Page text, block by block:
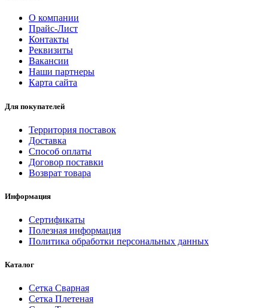
О компании
Прайс-Лист
Контакты
Реквизиты
Вакансии
Наши партнеры
Карта сайта
Для покупателей
Территория поставок
Доставка
Способ оплаты
Договор поставки
Возврат товара
Информация
Сертификаты
Полезная информация
Политика обработки персональных данных
Каталог
Сетка Сварная
Сетка Плетеная